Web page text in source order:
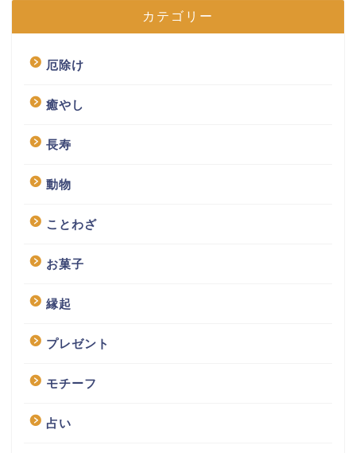
カテゴリー
厄除け
癒やし
長寿
動物
ことわざ
お菓子
縁起
プレゼント
モチーフ
占い